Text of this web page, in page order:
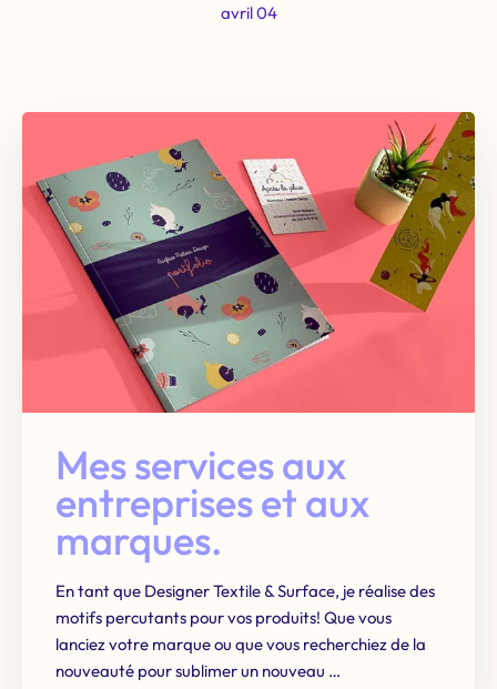
avril 04
Mes services aux
entreprises et aux
marques.
En tant que Designer Textile & Surface, je réalise des
motifs percutants pour vos produits! Que vous
lanciez votre marque ou que vous recherchiez de la
nouveauté pour sublimer un nouveau …